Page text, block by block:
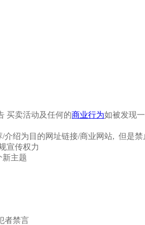
买卖活动及任何的商业行为如被发现
介绍为目的网址链接/商业网站, 但是禁
宣传权力
新主题
者禁言